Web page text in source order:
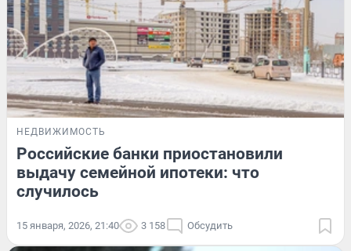
НЕДВИЖИМОСТЬ
Российские банки приостановили
выдачу семейной ипотеки: что
случилось
15 января, 2026, 21:40 3 158 Обсудить